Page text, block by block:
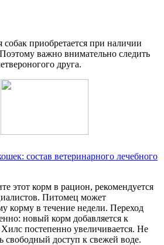
приобретается при наличии
важно внимательно следить
друга.
состав ветеринарного лечебного
этот корм в рацион, рекомендуется
Питомец может
корму в течение недели. Переход
новый корм добавляется к
постепенно увеличивается. Не
свободный доступ к свежей воде.